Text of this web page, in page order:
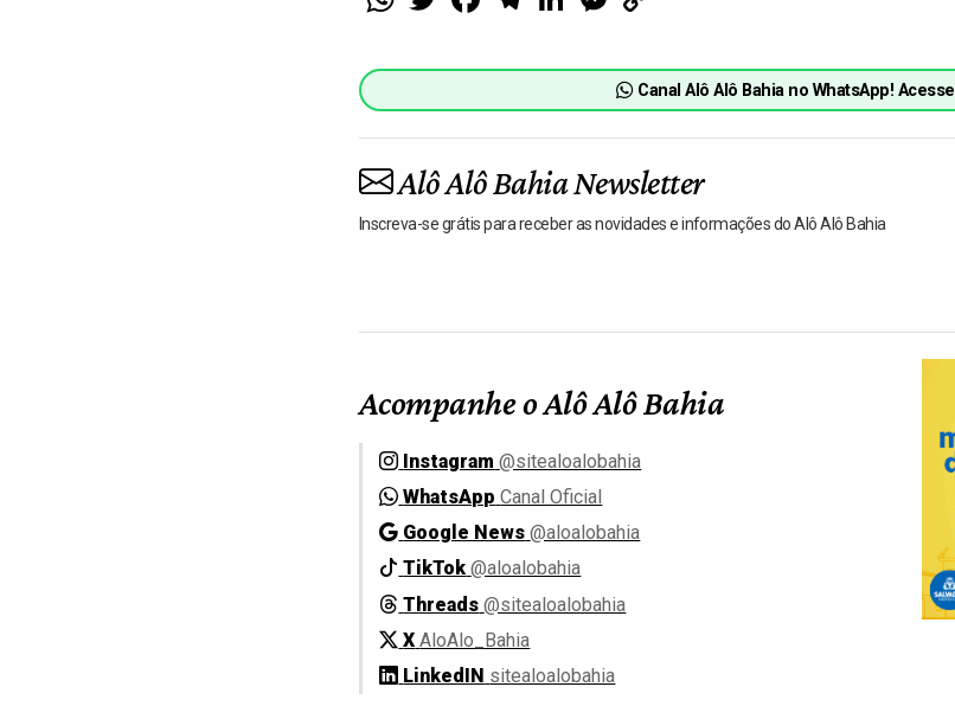
Canal Alô Alô Bahia no WhatsApp! Acesse
Alô Alô Bahia Newsletter
Inscreva-se grátis para receber as novidades e informações do Alô Alô Bahia
Acompanhe o Alô Alô Bahia
Instagram @sitealoalobahia
WhatsApp Canal Oficial
Google News @aloalobahia
TikTok @aloalobahia
Threads @sitealoalobahia
X AloAlo_Bahia
LinkedIN sitealoalobahia